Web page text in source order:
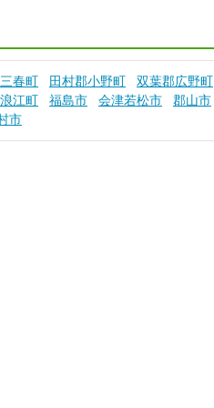
春町 田村郡小野町
双葉郡広野町
江町 福島市 会津若松市 郡山市
市